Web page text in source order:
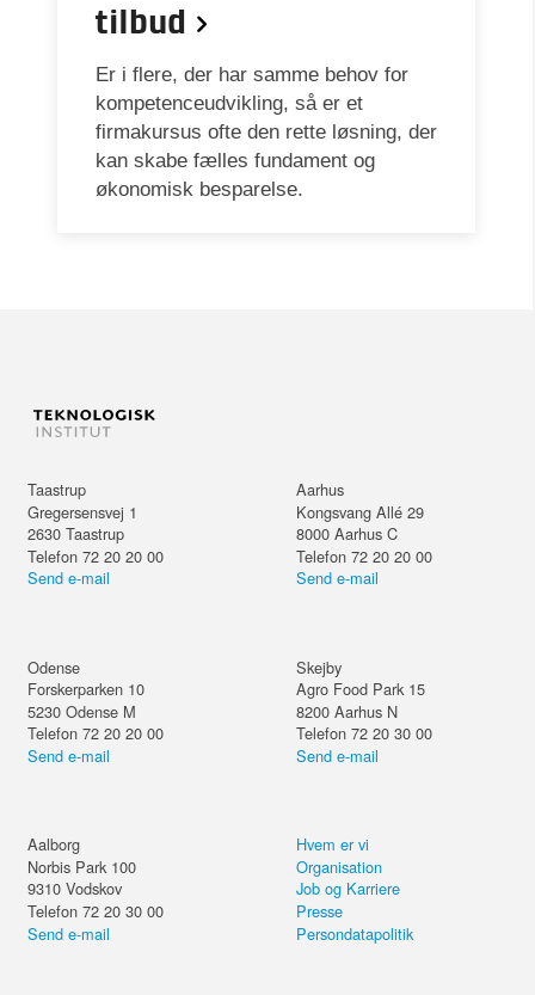
tilbud
Er i flere, der har samme behov for
kompetenceudvikling, så er et
firmakursus ofte den rette løsning, der
kan skabe fælles fundament og
økonomisk besparelse.
Taastrup
Gregersensvej 1
2630 Taastrup
Telefon 72 20 20 00
Send e-mail
Aarhus
Kongsvang Allé 29
8000 Aarhus C
Telefon 72 20 20 00
Send e-mail
Odense
Forskerparken 10
5230 Odense M
Telefon 72 20 20 00
Send e-mail
Skejby
Agro Food Park 15
8200 Aarhus N
Telefon 72 20 30 00
Send e-mail
Aalborg
Norbis Park 100
9310 Vodskov
Telefon 72 20 30 00
Send e-mail
Hvem er vi
Organisation
Job og Karriere
Presse
Persondatapolitik